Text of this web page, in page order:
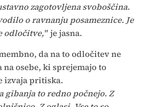
zagotovljena svoboščina.
o ravnanju posameznice. Je
odločitve," je jasna.
da na to odločitev ne
osebe, ki sprejemajo to
izvaja pritiska.
gibanja to redno počnejo. Z